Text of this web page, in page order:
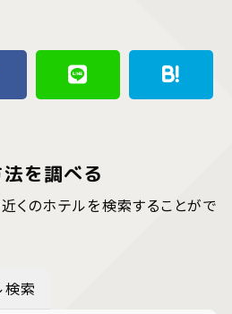
を調べる
くのホテルを検索することがで
検索